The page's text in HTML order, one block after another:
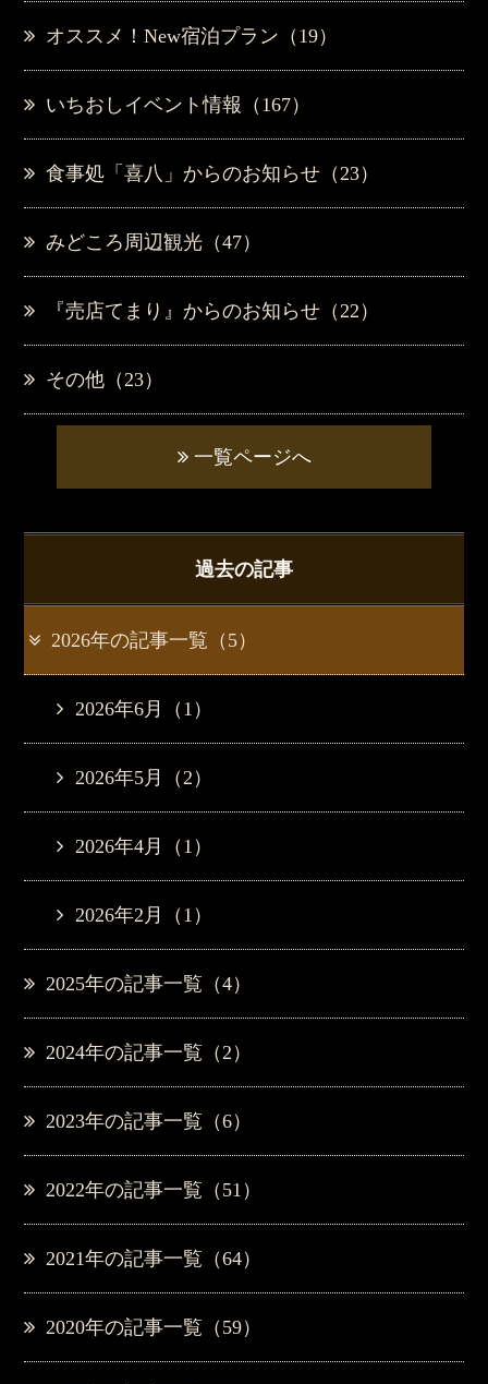
オススメ！New宿泊プラン（19）
いちおしイベント情報（167）
食事処「喜八」からのお知らせ（23）
みどころ周辺観光（47）
『売店てまり』からのお知らせ（22）
その他（23）
一覧ページへ
過去の記事
2026年の記事一覧（5）
2026年6月（1）
2026年5月（2）
2026年4月（1）
2026年2月（1）
2025年の記事一覧（4）
2024年の記事一覧（2）
2023年の記事一覧（6）
2022年の記事一覧（51）
2021年の記事一覧（64）
2020年の記事一覧（59）